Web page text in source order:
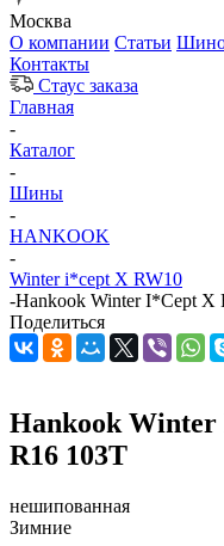
Москва
О компании Статьи
Контакты
Стаус заказа
Главная
-
Каталог
-
Шины
-
HANKOOK
-
Winter i*cept X RW10
-Hankook Winter I*Cept X
Поделиться
Hankook Winter
R16 103T
нешипованная
Зимние